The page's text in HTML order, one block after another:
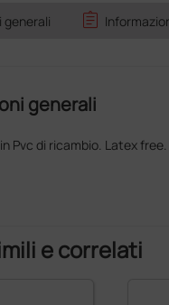
generali assignment
generali
Pvc di ricambio. Latex free.
e correlati